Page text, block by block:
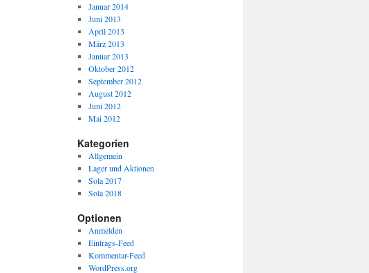
Januar 2014
Juni 2013
April 2013
März 2013
Januar 2013
Oktober 2012
September 2012
August 2012
Juni 2012
Mai 2012
Kategorien
Allgemein
Lager und Aktionen
Sola 2017
Sola 2018
Optionen
Anmelden
Eintrags-Feed
Kommentar-Feed
WordPress.org